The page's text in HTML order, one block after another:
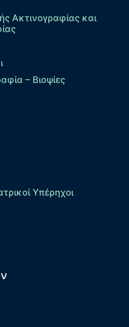
Ακτινογραφίας και
– Βιοψίες
Υπέρηχοι